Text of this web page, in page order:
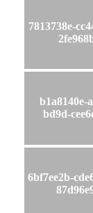
7813738e-
b1a8140e-
bd9d-
6bf7ee2b-